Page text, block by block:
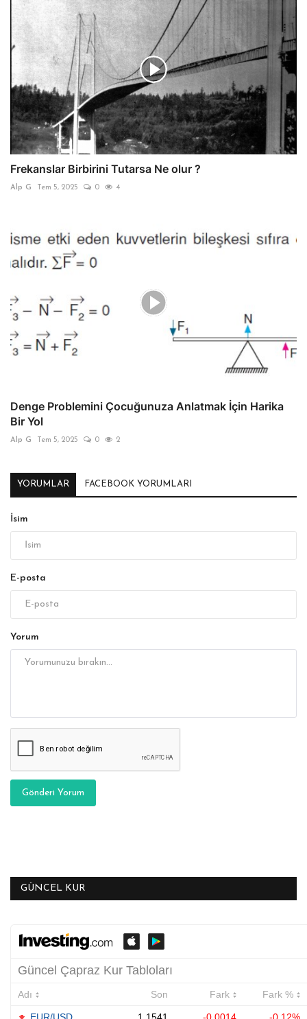
Frekanslar Birbirini Tutarsa Ne olur ?
Alp G Tem 5, 2025 0 4
Denge Problemini Çocuğunuza Anlatmak İçin Harika
Bir Yol
Alp G Tem 5, 2025 0 2
YORUMLAR FACEBOOK YORUMLARI
İsim
E-posta
Yorum
Gönderi Yorum
GÜNCEL KUR